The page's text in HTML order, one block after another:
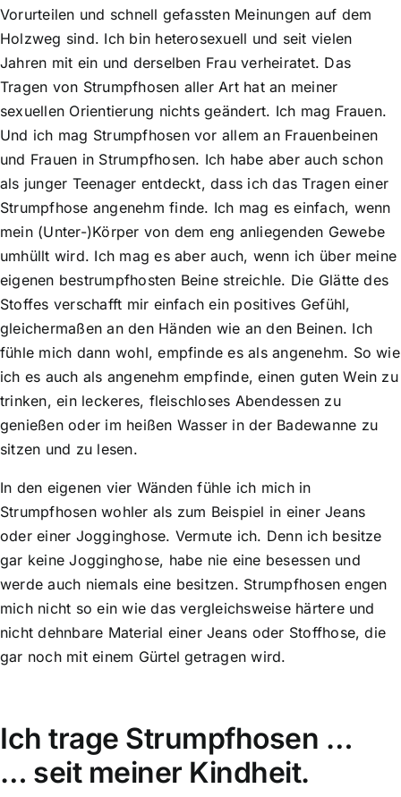
Vorurteilen und schnell gefassten Meinungen auf dem
Holzweg sind. Ich bin heterosexuell und seit vielen
Jahren mit ein und derselben Frau verheiratet. Das
Tragen von Strumpfhosen aller Art hat an meiner
sexuellen Orientierung nichts geändert. Ich mag Frauen.
Und ich mag Strumpfhosen vor allem an Frauenbeinen
und Frauen in Strumpfhosen. Ich habe aber auch schon
als junger Teenager entdeckt, dass ich das Tragen einer
Strumpfhose angenehm finde. Ich mag es einfach, wenn
mein (Unter-)Körper von dem eng anliegenden Gewebe
umhüllt wird. Ich mag es aber auch, wenn ich über meine
eigenen bestrumpfhosten Beine streichle. Die Glätte des
Stoffes verschafft mir einfach ein positives Gefühl,
gleichermaßen an den Händen wie an den Beinen. Ich
fühle mich dann wohl, empfinde es als angenehm. So wie
ich es auch als angenehm empfinde, einen guten Wein zu
trinken, ein leckeres, fleischloses Abendessen zu
genießen oder im heißen Wasser in der Badewanne zu
sitzen und zu lesen.
In den eigenen vier Wänden fühle ich mich in
Strumpfhosen wohler als zum Beispiel in einer Jeans
oder einer Jogginghose. Vermute ich. Denn ich besitze
gar keine Jogginghose, habe nie eine besessen und
werde auch niemals eine besitzen. Strumpfhosen engen
mich nicht so ein wie das vergleichsweise härtere und
nicht dehnbare Material einer Jeans oder Stoffhose, die
gar noch mit einem Gürtel getragen wird.
Ich trage Strumpfhosen …
… seit meiner Kindheit.